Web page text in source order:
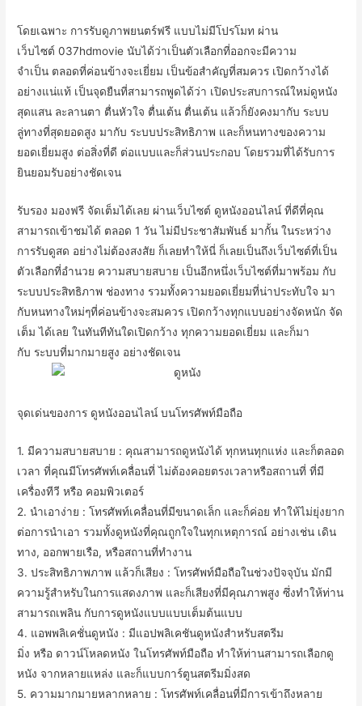
โดยเฉพาะ การรับดูภาพยนตร์ฟรี แบบไม่มีโปรโมท ผ่าน
เว็บไซต์ 037hdmovieนับได้ว่าเป็นตัวเลือกที่ออกจะมีความ
จำเป็น ตลอดที่ค่อนข้างจะเยี่ยม เป็นข้อสำคัญที่สมควร เปิดกว้างได้
อย่างแน่แท้ เป็นจุดยืนที่สามารถพูดได้ว่า เปิดประสบการณ์ใหม่ดูหนัง
สุดแสน ละลานตา ตื่นหัวใจ ตื่นเต้น ตื่นเต้น แล้วก็ยังคงมากับ ระบบ
ลู่ทางที่สุดยอดสูง มากับ ระบบประสิทธิภาพ และก็หนทางของความ
ยอดเยี่ยมสูง ต่อสิ่งที่ดี ต่อแบบและก็ส่วนประกอบ โดยรวมที่ได้รับการ
ยินยอมรับอย่างชัดเจน
รับรอง มองฟรี จัดเต็มได้เลย ผ่านเว็บไซต์ ดูหนังออนไลน์ที่ดีที่คุณ
สามารถเข้าชมได้ ตลอด 1 วัน ไม่มีประชาสัมพันธ์ มากั้นในระหว่าง
การรับดูสด อย่างไม่ต้องสงสัย ก็เลยทำให้นี่ ก็เลยเป็นถึงเว็บไซต์ที่เป็น
ตัวเลือกที่อำนวย ความสบายสบาย เป็นอีกหนึ่งเว็บไซต์ที่มาพร้อม กับ
ระบบประสิทธิภาพ ช่องทาง รวมทั้งความยอดเยี่ยมที่น่าประทับใจ มา
กับหนทางใหม่ๆที่ค่อนข้างจะสมควร เปิดกว้างทุกแบบอย่างจัดหนัก จัด
เต็ม ได้เลย ในทันทีทันใดเปิดกว้าง ทุกความยอดเยี่ยม และก็มา
กับ ระบบที่มากมายสูง อย่างชัดเจน
จุดเด่นของการ ดูหนังออนไลน์บนโทรศัพท์มือถือ
1.มีความสบายสบาย : คุณสามารถดูหนังได้ ทุกหนทุกแห่ง และก็ตลอด
เวลา ที่คุณมีโทรศัพท์เคลื่อนที่ ไม่ต้องคอยตรงเวลาหรือสถานที่ ที่มี
เครื่องทีวี หรือ คอมพิวเตอร์
2.นำเอาง่าย :โทรศัพท์เคลื่อนที่มีขนาดเล็ก และก็ค่อย ทำให้ไม่ยุ่งยาก
ต่อการนำเอา รวมทั้งดูหนังที่คุณถูกใจในทุกเหตุการณ์ อย่างเช่น เดิน
ทาง, ออกพายเรือ,หรือสถานที่ทำงาน
3.ประสิทธิภาพภาพ แล้วก็เสียง :โทรศัพท์มือถือในช่วงปัจจุบัน มักมี
ความรู้สำหรับในการแสดงภาพ และก็เสียงที่มีคุณภาพสูง ซึ่งทำให้ท่าน
สามารถเพลิน กับการดูหนังแบบแบบเต็มต้นแบบ
4. แอพพลิเคชั่นดูหนัง :มีแอปพลิเคชันดูหนังสำหรับสตรีม
มิ่ง หรือ ดาวน์โหลดหนัง ในโทรศัพท์มือถือ ทำให้ท่านสามารถเลือกดู
หนัง จากหลายแหล่ง และก็แบบการ์ตูนสตรีมมิ่งสด
5. ความมากมายหลากหลาย :โทรศัพท์เคลื่อนที่มีการเข้าถึงหลาย